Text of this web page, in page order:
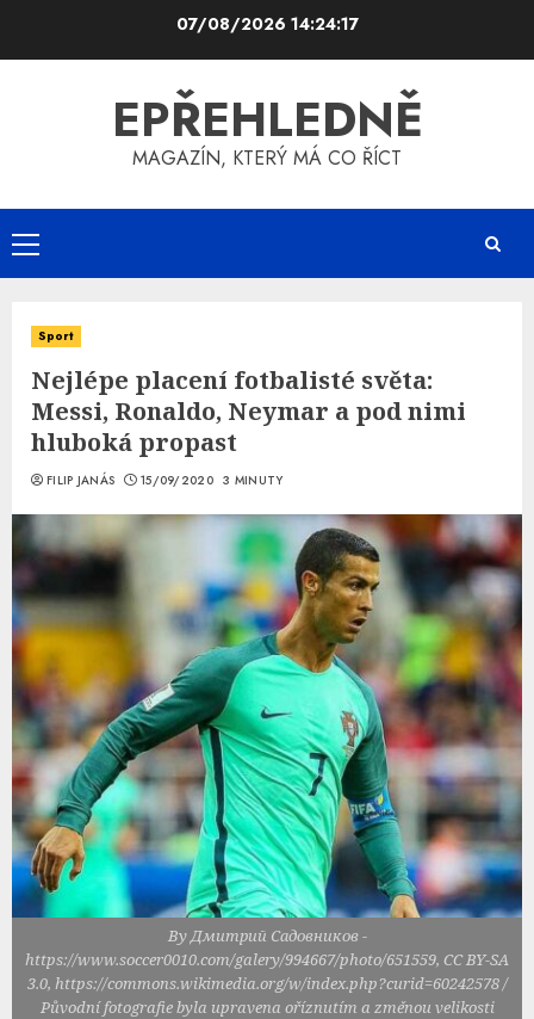
07/08/2026 14:24:17
EPŘEHLEDNĚ
MAGAZÍN, KTERÝ MÁ CO ŘÍCT
Primary
Menu
Sport
Nejlépe placení fotbalisté světa:
Messi, Ronaldo, Neymar a pod nimi
hluboká propast
FILIP JANÁS 15/09/2020 3 MINUTY
By Дмитрий Садовников -
https://www.soccer0010.com/galery/994667/photo/651559, CC BY-SA
3.0, https://commons.wikimedia.org/w/index.php?curid=60242578 /
Původní fotografie byla upravena oříznutím a změnou velikosti